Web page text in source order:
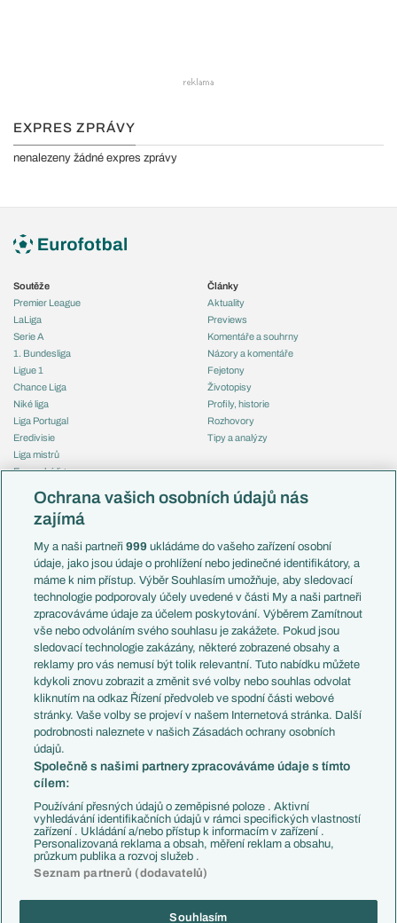
EXPRES ZPRÁVY
nenalezeny žádné expres zprávy
Soutěže
Premier League
LaLiga
Serie A
1. Bundesliga
Ligue 1
Chance Liga
Niké liga
Liga Portugal
Eredivisie
Liga mistrů
Evropská liga
Mistrovství světa
Liga národů
Témata
Představení týmů MS
EuroSkauting
PL v kostce
Evropské koeficienty
Přestupy
Přestupové spekulace
Zranění
Kluby
Arsenal FC
Chelsea FC
Manchester United
AC Milán
Juventus FC
Bayern Mnichov
FC Barcelona
Real Madrid
Články
Aktuality
Previews
Komentáře a souhrny
Názory a komentáře
Fejetony
Životopisy
Profily, historie
Rozhovory
Tipy a analýzy
Česko
Francie
Itálie
Německo
Španělsko
Argentina
Brazílie
Přestupy
Zápasy
Livescore
Tipovací soutěž
Ochrana vašich osobních údajů nás
zajímá
My a naši partneři999 ukládáme do vašeho zařízení osobní
údaje, jako jsou údaje o prohlížení nebo jedinečné identifikátory, a
máme k nim přístup. Výběr Souhlasím umožňuje, aby sledovací
technologie podporovaly účely uvedené v části My a naši partneři
zpracováváme údaje za účelem poskytování. Výběrem Zamítnout
vše nebo odvoláním svého souhlasu je zakážete. Pokud jsou
sledovací technologie zakázány, některé zobrazené obsahy a
reklamy pro vás nemusí být tolik relevantní. Tuto nabídku můžete
kdykoli znovu zobrazit a změnit své volby nebo souhlas odvolat
kliknutím na odkaz Řízení předvoleb ve spodní části webové
stránky. Vaše volby se projeví v našem Internetová stránka. Další
podrobnosti naleznete v našich Zásadách ochrany osobních
údajů.
Společně s našimi partnery zpracováváme údaje s tímto
cílem:
Používání přesných údajů o zeměpisné poloze . Aktivní
vyhledávání identifikačních údajů v rámci specifických vlastností
zařízení . Ukládání a/nebo přístup k informacím v zařízení .
Personalizovaná reklama a obsah, měření reklam a obsahu,
průzkum publika a rozvoj služeb .
Seznam partnerů (dodavatelů)
Souhlasím